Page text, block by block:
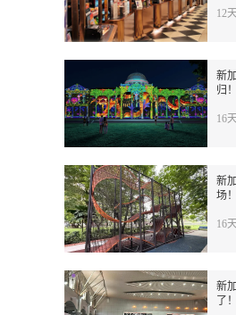
12
新
归
16
8
新
场
16
9
新
了